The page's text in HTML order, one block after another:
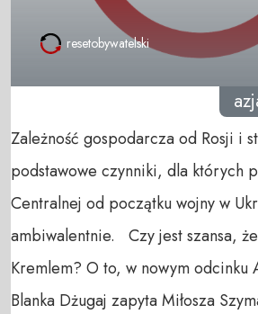
resetobywatelski
Zależność gospodarcza od Rosji i
podstawowe czynniki, dla których
Centralnej od początku wojny w
ambiwalentnie. Czy jest szansa,
Kremlem? O to, w nowym odcinku
Blanka Dżugaj zapyta Miłosza